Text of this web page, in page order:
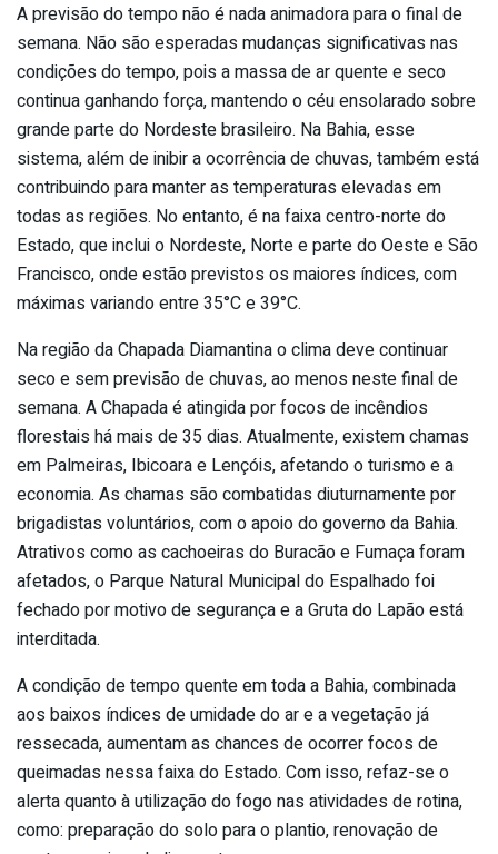
A previsão do tempo não é nada animadora para o final de
semana. Não são esperadas mudanças significativas nas
condições do tempo, pois a massa de ar quente e seco
continua ganhando força, mantendo o céu ensolarado sobre
grande parte do Nordeste brasileiro. Na Bahia, esse
sistema, além de inibir a ocorrência de chuvas, também está
contribuindo para manter as temperaturas elevadas em
todas as regiões. No entanto, é na faixa centro-norte do
Estado, que inclui o Nordeste, Norte e parte do Oeste e São
Francisco, onde estão previstos os maiores índices, com
máximas variando entre 35°C e 39°C.
Na região da Chapada Diamantina o clima deve continuar
seco e sem previsão de chuvas, ao menos neste final de
semana. A Chapada é atingida por focos de incêndios
florestais há mais de 35 dias. Atualmente, existem chamas
em Palmeiras, Ibicoara e Lençóis, afetando o turismo e a
economia. As chamas são combatidas diuturnamente por
brigadistas voluntários, com o apoio do governo da Bahia.
Atrativos como as cachoeiras do Buracão e Fumaça foram
afetados, o Parque Natural Municipal do Espalhado foi
fechado por motivo de segurança e a Gruta do Lapão está
interditada.
A condição de tempo quente em toda a Bahia, combinada
aos baixos índices de umidade do ar e a vegetação já
ressecada, aumentam as chances de ocorrer focos de
queimadas nessa faixa do Estado. Com isso, refaz-se o
alerta quanto à utilização do fogo nas atividades de rotina,
como: preparação do solo para o plantio, renovação de